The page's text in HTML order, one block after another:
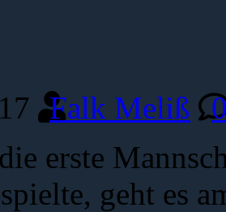
Falk Meliß
erste
geht es